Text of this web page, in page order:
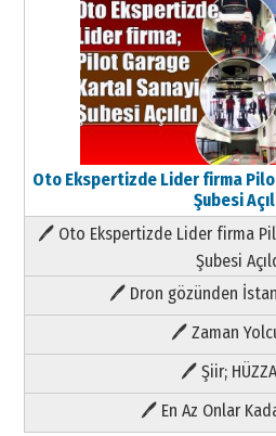
Oto Ekspertizde Lider firma
Şubesi
🖊 Oto Ekspertizde Lider firma
Şubesi
🖊 Dron gözünden
🖊 Zaman
🖊 Şiir;
🖊 En Az Onlar